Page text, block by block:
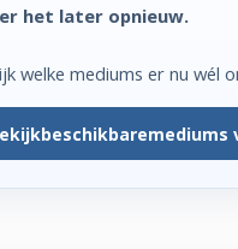
het later opnieuw.
welke mediums er nu wél
beschikbaremediums